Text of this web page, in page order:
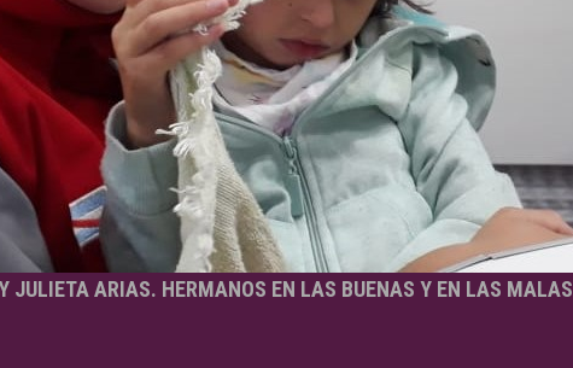
JULIETA ARIAS. HERMANOS EN LAS BUENAS Y EN LAS MALAS